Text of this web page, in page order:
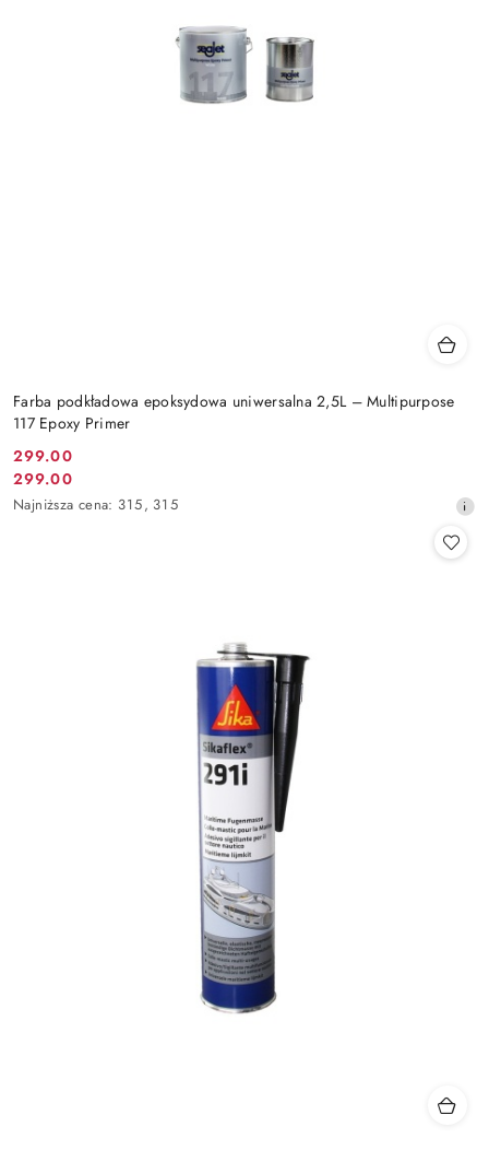
Farba podkładowa epoksydowa uniwersalna 2,5L – Multipurpose
117 Epoxy Primer
Cena
promocyjna:
299.00
Cena
promocyjna:
299.00
Najniższa
Najniższa cena: 315, 315